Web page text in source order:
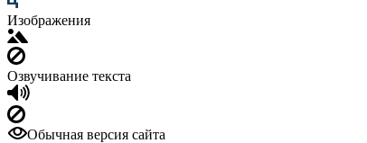
Изображения
Озвучивание текста
Обычная версия сайта